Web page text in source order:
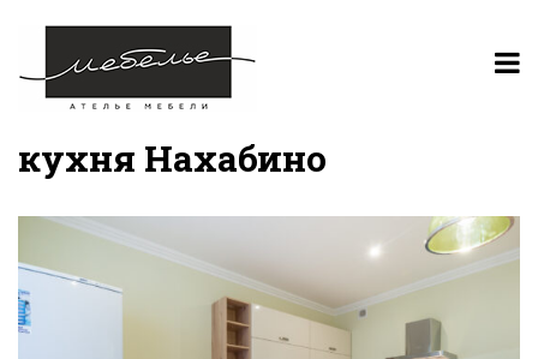
кухня Нахабино